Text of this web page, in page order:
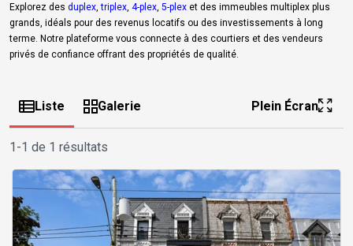
Explorez des duplex ,triplex 4-plex 5-plex et des immeubles multiplex plus
grands, idéals pour des revenus locatifs ou des investissements à long
terme. Notre plateforme vous connecte à des courtiers et des vendeurs
privés de confiance offrant des propriétés de qualité.
Liste Galerie Plein Écran
1-1 de 1 résultats